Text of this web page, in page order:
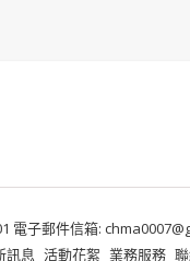
電子郵件信箱:
訊息 活動花絮 業務服務